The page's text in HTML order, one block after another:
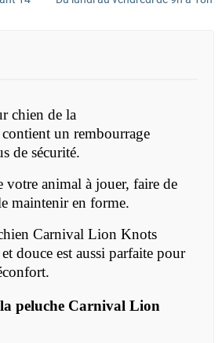
chien de la
contient un rembourrage
de sécurité.
animal à jouer, faire de
maintenir en forme.
Carnival Lion Knots
douce est aussi parfaite pour
peluche Carnival Lion